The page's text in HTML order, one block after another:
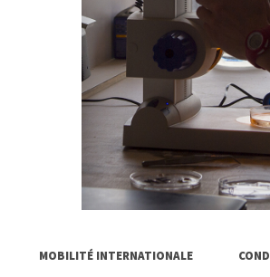
MOBILITÉ INTERNATIONALE